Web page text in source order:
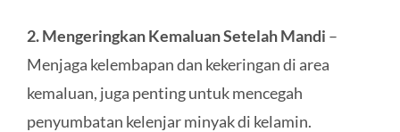
2. Mengeringkan Kemaluan Setelah Mandi –
Menjaga kelembapan dan kekeringan di area
kemaluan, juga penting untuk mencegah
penyumbatan kelenjar minyak di kelamin.